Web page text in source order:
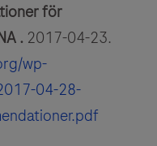
för
. 2017-04-23.
wp-
04-28-